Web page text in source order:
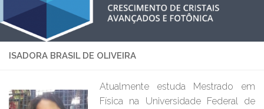
ISADORA BRASIL DE OLIVEIRA
Atualmente estuda Mestrado em
Física na Universidade Federal de